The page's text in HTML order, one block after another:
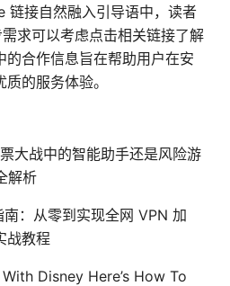
链接自然融入引导语中，读者
求可以考虑点击相关链接了解
的合作信息旨在帮助用户在安
的服务体验。
大战中的智能助手还是风险游
解析
：从零到实现全网 VPN 加
战教程
Disney Here’s How To